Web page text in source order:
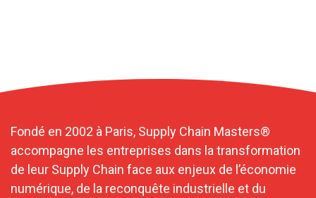
Fondé en 2002 à Paris, Supply Chain Masters®
accompagne les entreprises dans la transformation
de leur Supply Chain face aux enjeux de l’économie
numérique, de la reconquête industrielle et du